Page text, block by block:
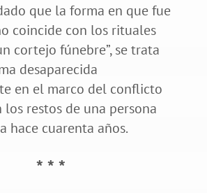
que la forma en que fue
coincide con los rituales
cortejo fúnebre”, se trata
desaparecida
en el marco del conflicto
los restos de una persona
hace cuarenta años.
* * *